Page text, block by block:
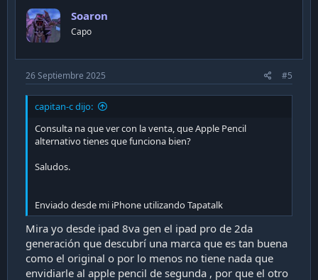
o
n
s
Soaron
Capo
26 Septiembre 2025 #5
capitan-c dijo:
Consulta na que ver con la venta, que Apple Pencil
alternativo tienes que funciona bien?
Saludos.
Enviado desde mi iPhone utilizando Tapatalk
Mira yo desde ipad 8va gen el ipad pro de 2da
generación que descubrí una marca que es tan buena
como el original o por lo menos no tiene nada que
envidiarle al apple pencil de segunda , por que el otro